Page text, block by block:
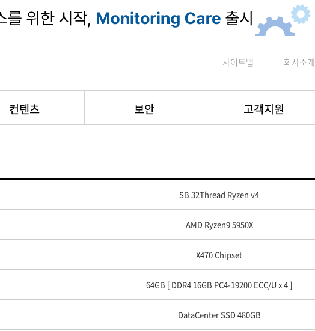
사이트맵 회사소개
컨텐츠 보안 고객지원
SB 32Thread Ryzen v4
AMD Ryzen9 5950X
X470 Chipset
64GB [ DDR4 16GB PC4-19200 ECC/U x 4 ]
DataCenter SSD 480GB